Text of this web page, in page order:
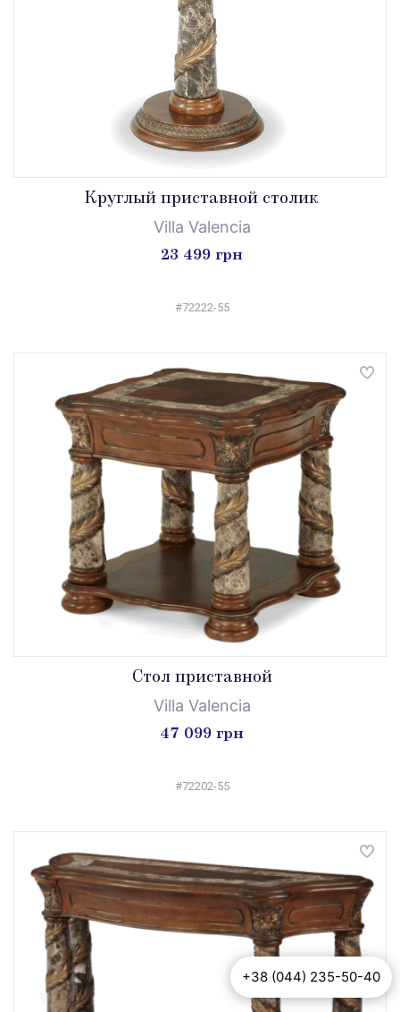
Круглый приставной столик
Villa Valencia
23 499 грн
#72222-55
Стол приставной
Villa Valencia
47 099 грн
#72202-55
+38 (044) 235-50-40